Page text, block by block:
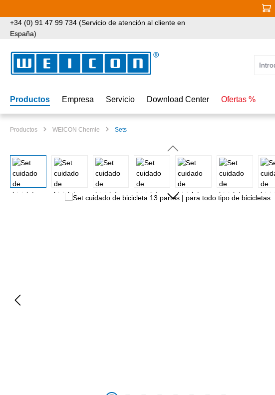
+34 (0) 91 47 99 734 (Servicio de atención al cliente en
España)
Productos Empresa Servicio Download Center Ofertas %
Productos WEICON Chemie Sets
Omitir galería de imágenes